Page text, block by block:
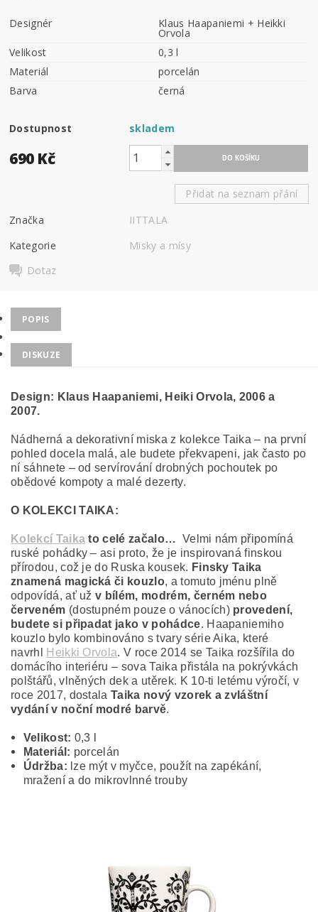
Designér Klaus Haapaniemi + Heikki
Orvola
Velikost
0,3 l
Materiál
porcelán
Barva
černá
Dostupnost skladem
690 Kč
Přidat na seznam přání
Značka
IITTALA
Kategorie
Misky a mísy
Dotaz
POPIS
DISKUZE
Design: Klaus Haapaniemi, Heiki Orvola, 2006 a
2007.
Nádherná a dekorativní miska z kolekce Taika – na první
pohled docela malá, ale budete překvapeni, jak často po
ní sáhnete – od servírování drobných pochoutek po
obědové kompoty a malé dezerty.
O KOLEKCI TAIKA:
Kolekcí Taika to celé začalo… Velmi nám připomíná
ruské pohádky – asi proto, že je inspirovaná finskou
přírodou, což je do Ruska kousek. Finsky Taika
znamená magická či kouzlo, a tomuto jménu plně
odpovídá, ať už v bílém, modrém, černém nebo
červeném (dostupném pouze o vánocích) provedení,
budete si připadat jako v pohádce. Haapaniemiho
kouzlo bylo kombinováno s tvary série Aika, které
navrhl
Heikki Orvola. V roce 2014 se Taika rozšířila do
domácího interiéru – sova Taika přistála na pokrývkách
polštářů, vlněných dek a utěrek. K 10-ti letému výročí, v
roce 2017, dostalaTaika nový vzorek a zvláštní
vydání v noční modré barvě.
Velikost: 0,3 l
Materiál: porcelán
Údržba: lze mýt v myčce, použít na zapékání,
mražení a do mikrovlnné trouby